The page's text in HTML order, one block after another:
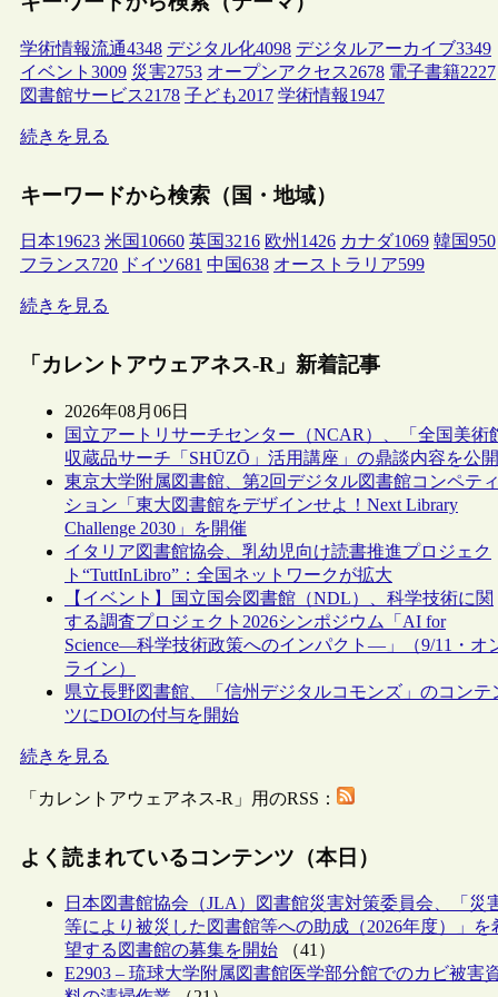
学術情報流通4348 デジタル化4098 デジタルアーカイブ3349
イベント 3009 災害2753 オープンアクセス2678 電子書籍2227
図書館サービス2178 子ども2017 学術情報1947
続きを見る
キーワードから検索（国・地域）
日本19623 米国 10660 英国3216 欧州 1426 カナダ1069 韓国950
フランス720 ドイツ681 中国638 オーストラリア599
続きを見る
「カレントアウェアネス-R」新着記事
2026年08月06日
国立アートリサーチセンター（NCAR）、「全国美術
収蔵品サーチ「SHŪZŌ」活用講座」の鼎談内容を公開
東京大学附属図書館、第2回デジタル図書館コンペティ
ション「東大図書館をデザインせよ！Next Library
Challenge 2030」を開催
イタリア図書館協会、乳幼児向け読書推進プロジェク
ト“TuttInLibro”：全国ネットワークが拡大
【イベント】国立国会図書館（NDL）、科学技術に関
する調査プロジェクト2026シンポジウム「AI for
Science―科学技術政策へのインパクト―」（9/11・オ
ライン）
県立長野図書館、「信州デジタルコモンズ」のコンテ
ツにDOIの付与を開始
続きを見る
「カレントアウェアネス-R」用のRSS：
よく読まれているコンテンツ（本日）
日本図書館協会（JLA）図書館災害対策委員会、「災
等により被災した図書館等への助成（2026年度）」を
望する図書館の募集を開始 （41）
E2903 – 琉球大学附属図書館医学部分館でのカビ被害